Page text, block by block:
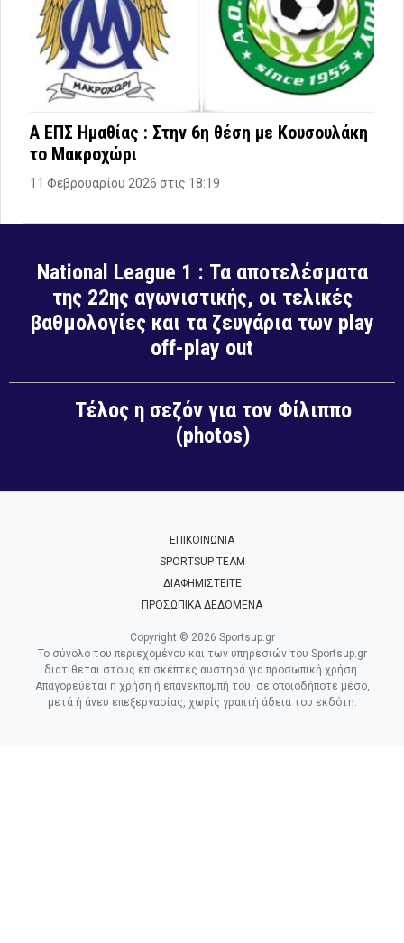
Α ΕΠΣ Ημαθίας : Στην 6η θέση με Κουσουλάκη
το Μακροχώρι
11 Φεβρουαρίου 2026 στις 18:19
National League 1 : Τα αποτελέσματα
της 22ης αγωνιστικής, οι τελικές
βαθμολογίες και τα ζευγάρια των play
off-play out
Τέλος η σεζόν για τον Φίλιππο
(photos)
ΕΠΙΚΟΙΝΩΝΙΑ
SPORTSUP TEAM
ΔΙΑΦΗΜΙΣΤΕΙΤΕ
ΠΡΟΣΩΠΙΚΑ ΔΕΔΟΜΕΝΑ
Copyright © 2026 Sportsup.gr
Το σύνολο του περιεχομένου και των υπηρεσιών του Sportsup.gr
διατίθεται στους επισκέπτες αυστηρά για προσωπική χρήση.
Απαγορεύεται η χρήση ή επανεκπομπή του, σε οποιοδήποτε μέσο,
μετά ή άνευ επεξεργασίας, χωρίς γραπτή άδεια του εκδότη.